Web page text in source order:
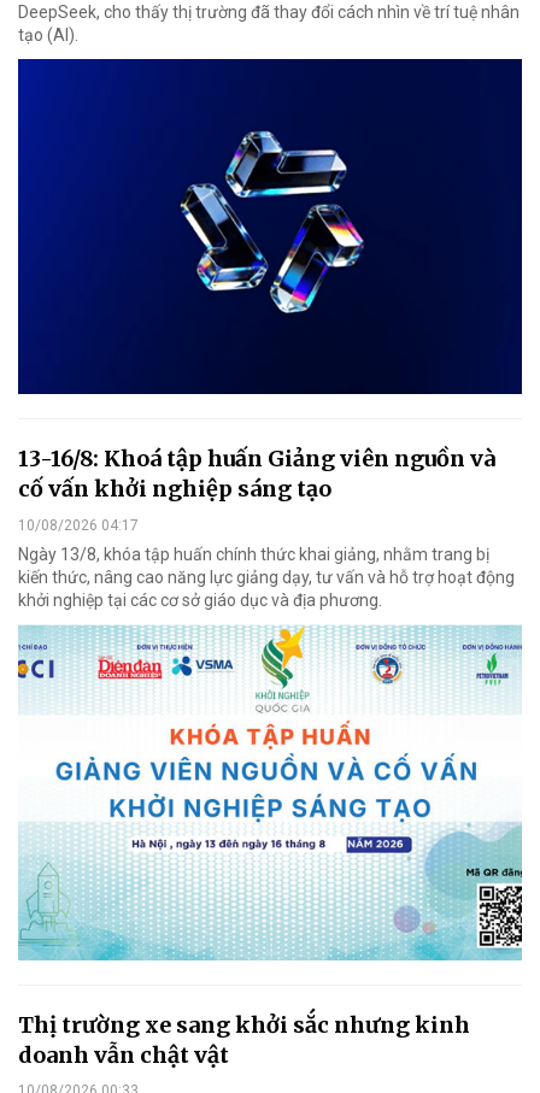
DeepSeek, cho thấy thị trường đã thay đổi cách nhìn về trí tuệ nhân
tạo (AI).
13-16/8: Khoá tập huấn Giảng viên nguồn và
cố vấn khởi nghiệp sáng tạo
10/08/2026 04:17
Ngày 13/8, khóa tập huấn chính thức khai giảng, nhằm trang bị
kiến thức, nâng cao năng lực giảng dạy, tư vấn và hỗ trợ hoạt động
khởi nghiệp tại các cơ sở giáo dục và địa phương.
Thị trường xe sang khởi sắc nhưng kinh
doanh vẫn chật vật